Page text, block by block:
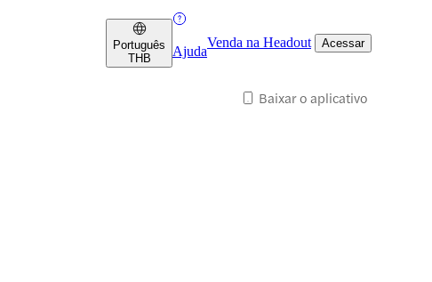
Português
THB
Ajuda
Venda na Headout Acessar
Baixar o aplicativo